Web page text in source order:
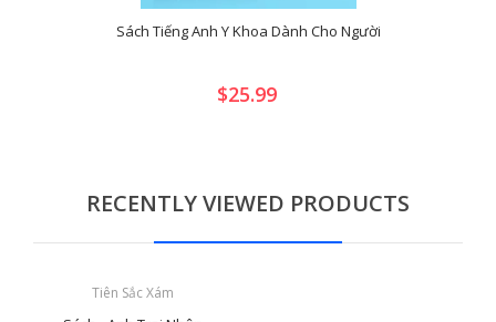
Sách Tiếng Anh Y Khoa Dành Cho Người
$25.99
RECENTLY VIEWED PRODUCTS
Tiên Sắc Xám